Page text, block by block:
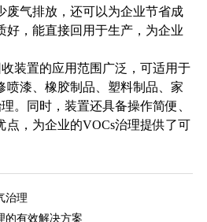
废气排放，还可以为企业节省成
好，能直接回用于生产，为企业
装置的应用范围广泛，可适用于
喷漆、橡胶制品、塑料制品、家
。同时，装置还具备操作简便、
点，为企业的VOCs治理提供了可
治理
的有效解决方案